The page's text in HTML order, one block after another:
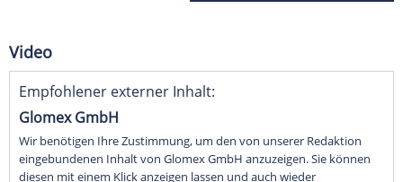
Video
Empfohlener externer Inhalt:
Glomex GmbH
Wir benötigen Ihre Zustimmung, um den von unserer Redaktion
eingebundenen Inhalt von Glomex GmbH anzuzeigen. Sie können
diesen mit einem Klick anzeigen lassen und auch wieder